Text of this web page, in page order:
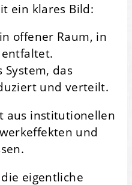
ein klares Bild:
offener Raum, in
System, das
und verteilt.
aus institutionellen
und
eigentliche